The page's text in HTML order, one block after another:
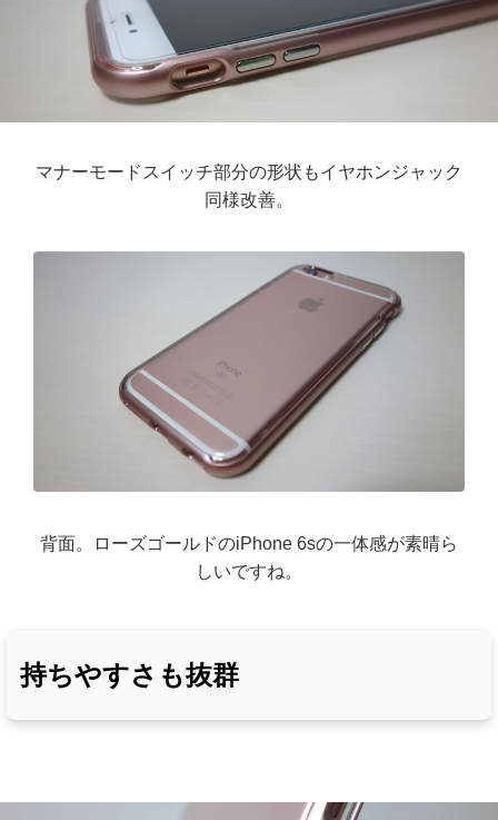
マナーモードスイッチ部分の形状もイヤホンジャック
同様改善。
背面。ローズゴールドのiPhone 6sの一体感が素晴ら
しいですね。
持ちやすさも抜群